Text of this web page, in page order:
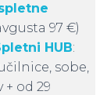
97 €)
HUB:
sobe,
od 29